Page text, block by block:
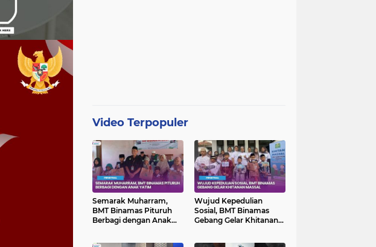
Video Terpopuler
Semarak Muharram,
BMT Binamas Pituruh
Berbagi dengan Anak
Wujud Kepedulian
Sosial, BMT Binamas
Gebang Gelar Khitanan